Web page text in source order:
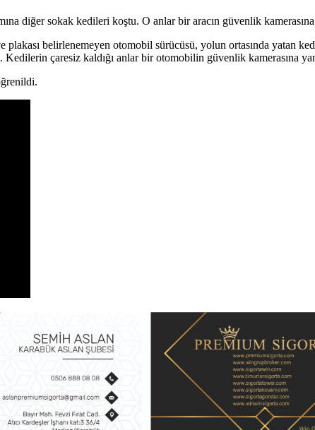
diğer sokak kedileri koştu. O anlar bir aracın güvenlik kamerasına
belirlenemeyen otomobil sürücüsü, yolun ortasında yatan
çaresiz kaldığı anlar bir otomobilin güvenlik kamerasına